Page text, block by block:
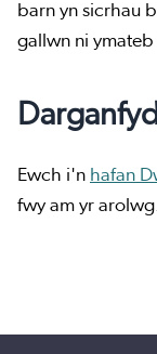
barn yn sicrhau
gallwn ni
Ewch i'n hafan
fwy am yr